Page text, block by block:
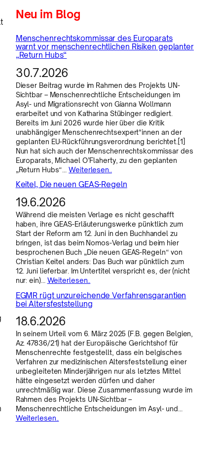
Neu im Blog
Menschenrechtskommissar des Europarats
warnt vor menschenrechtlichen Risiken geplanter
„Return Hubs“
30.7.2026
Dieser Beitrag wurde im Rahmen des Projekts UN-
Sichtbar – Menschenrechtliche Entscheidungen im
Asyl- und Migrationsrecht von Gianna Wollmann
erarbeitet und von Katharina Stübinger redigiert.
Bereits im Juni 2026 wurde hier über die Kritik
unabhängiger Menschenrechtsexpert*innen an der
geplanten EU-Rückführungsverordnung berichtet.[1]
Nun hat sich auch der Menschenrechtskommissar des
Europarats, Michael O’Flaherty, zu den geplanten
„Return Hubs“…Weiterlesen..
Keitel, Die neuen GEAS-Regeln
19.6.2026
Während die meisten Verlage es nicht geschafft
haben, ihre GEAS-Erläuterungswerke pünktlich zum
Start der Reform am 12. Juni in den Buchhandel zu
bringen, ist das beim Nomos-Verlag und beim hier
besprochenen Buch „Die neuen GEAS-Regeln“ von
Christian Keitel anders: Das Buch war pünktlich zum
12. Juni lieferbar. Im Untertitel verspricht es, der (nicht
nur: ein)… Weiterlesen..
EGMR rügt unzureichende Verfahrensgarantien
bei Altersfeststellung
18.6.2026
In seinem Urteil vom 6. März 2025 (F.B. gegen Belgien,
Az. 47836/21) hat der Europäische Gerichtshof für
Menschenrechte festgestellt, dass ein belgisches
Verfahren zur medizinischen Altersfeststellung einer
unbegleiteten Minderjährigen nur als letztes Mittel
hätte eingesetzt werden dürfen und daher
unrechtmäßig war. Diese Zusammenfassung wurde im
Rahmen des Projekts UN-Sichtbar –
Menschenrechtliche Entscheidungen im Asyl- und…
Weiterlesen..